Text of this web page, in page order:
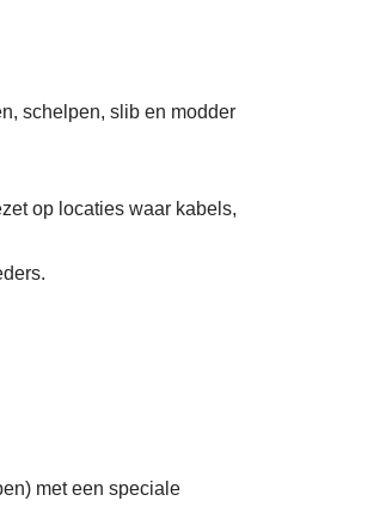
schelpen, slib en modder
op locaties waar kabels,
met een speciale